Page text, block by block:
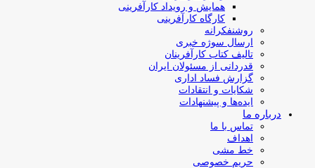
همایش و رویداد کارآفرینی
کارگاه کارآفرینی
روشنفکرانه
ارسال سوژه‌ خبری
تالیف کتاب کارآفرینان
قدردانی از مسئولان ایران
گزارش فساد اداری
شکایات و انتقادات
ایده‌ها و پیشنهادات
درباره ما
تماس با ما
اهداف
خط مشی
حریم خصوصی